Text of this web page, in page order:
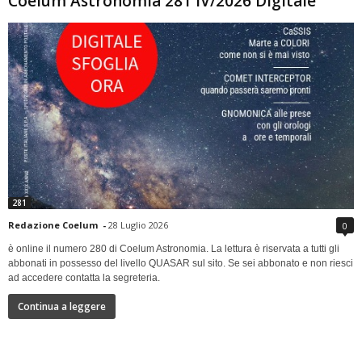
281
Redazione Coelum - 28 Luglio 2026 0
è online il numero 280 di Coelum Astronomia. La lettura è riservata a tutti gli
abbonati in possesso del livello QUASAR sul sito. Se sei abbonato e non riesci
ad accedere contatta la segreteria.
Continua a leggere